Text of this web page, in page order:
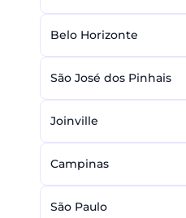
Belo Horizonte
São José dos Pinhais
Joinville
Campinas
São Paulo